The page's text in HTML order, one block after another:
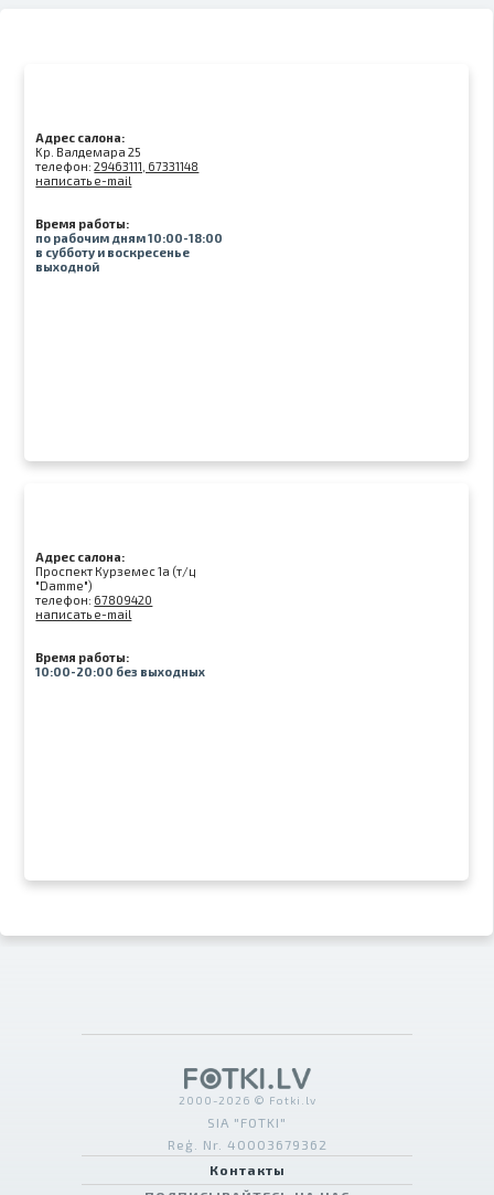
Адрес салона:
Kр. Валдемара 25
телефон:29463111, 67331148
написать e-mail
Время работы:
по рабочим дням 10:00-18:00
в субботу и воскресенье
выходной
Адрес салона:
Проспект Курземес 1а (т/ц
"Damme")
телефон: 67809420
написать e-mail
Время работы:
10:00-20:00 без выходных
2000-2026 © Fotki.lv
SIA "FOTKI"
Reģ. Nr. 40003679362
Контакты